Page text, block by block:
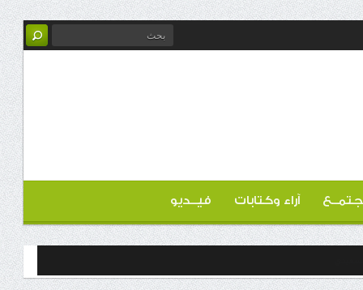
آراء وكتابات فيــديو